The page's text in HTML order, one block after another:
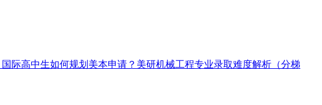
国际高中生如何规划美本申请？ 美研机械工程专业录取难度解析（分梯